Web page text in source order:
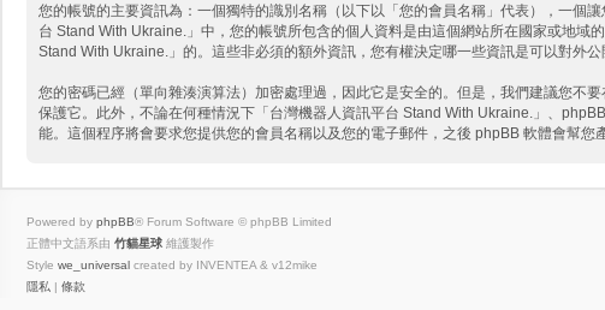
您的帳號的主要資訊為：一個獨特的識別名稱（以下以「您的會員名稱」代表），一個
台 Stand With Ukraine.」中，您的帳號所包含的個人資料是由這個網站所在國家或地
Stand With Ukraine.」的。這些非必須的額外資訊，您有權決定哪一些資訊是可以對外
您的密碼已經（單向雜湊演算法）加密處理過，因此它是安全的。但是，我們建議您不
保護它。此外，不論在何種情況下「台灣機器人資訊平台 Stand With Ukraine.」、
能。這個程序將會要求您提供您的會員名稱以及您的電子郵件，之後 phpBB 軟體會幫您
Powered by phpBB® Forum Software © phpBB Limited
正體中文語系由 竹貓星球 維護製作
Style we_universal created by INVENTEA & v12mike
隱私 | 條款